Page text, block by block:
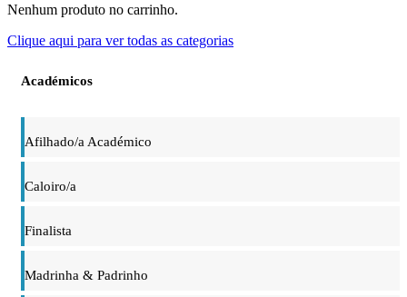
Nenhum produto no carrinho.
Clique aqui para ver todas as categorias
Académicos
Afilhado/a Académico
Caloiro/a
Finalista
Madrinha & Padrinho